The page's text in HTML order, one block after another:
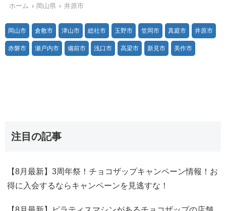
ホーム 岡山県 井原市
岡山市 倉敷市 津山市 総社市 玉野市 笠岡市 真庭市 井原市
赤磐市 瀬戸内市 備前市 浅口市 高梁市 新見市 美作市
注目の記事
【8月最新】3周年祭！チョコザップキャンペーン情報！お
得に入会するならキャンペーンを見逃すな！